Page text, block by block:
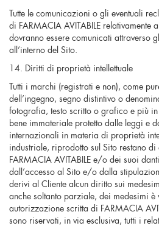
Tutte le comunicazioni o gli eventuali
di FARMACIA AVITABILE relativamente
dovranno essere comunicati attraverso
all’interno del Sito.
14. Diritti di proprietà intellettuale
Tutti i marchi (registrati e non), come
dell’ingegno, segno distintivo o
fotografia, testo scritto o grafico e più in
bene immateriale protetto dalle leggi e
internazionali in materia di proprietà
industriale, riprodotto sul Sito restano di
FARMACIA AVITABILE e/o dei suoi
dall’accesso al Sito e/o dalla
derivi al Cliente alcun diritto sui
anche soltanto parziale, dei medesimi è
autorizzazione scritta di FARMACIA
sono riservati, in via esclusiva, tutti i